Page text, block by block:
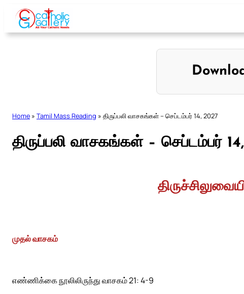
Skip
content
Home » Tamil Mass Reading » திருப்பலி வாசகங்கள் – செப்டம்பர் 14, 2027
திருப்பலி வாசகங்கள் – செப்டம்பர்
முதல் வாசகம்
எண்ணிக்கை நூலிலிருந்து வாசகம் 21: 4-9